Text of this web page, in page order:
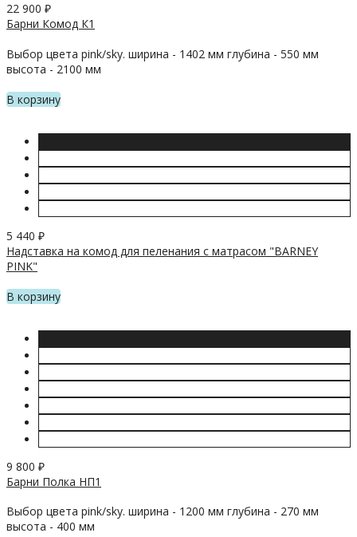
22 900 ₽
Барни Комод К1
Выбор цвета pink/sky. ширина - 1402 мм глубина - 550 мм
высота - 2100 мм
В корзину
5 440 ₽
Надставка на комод для пеленания с матрасом "BARNEY
PINK"
В корзину
9 800 ₽
Барни Полка НП1
Выбор цвета pink/sky. ширина - 1200 мм глубина - 270 мм
высота - 400 мм